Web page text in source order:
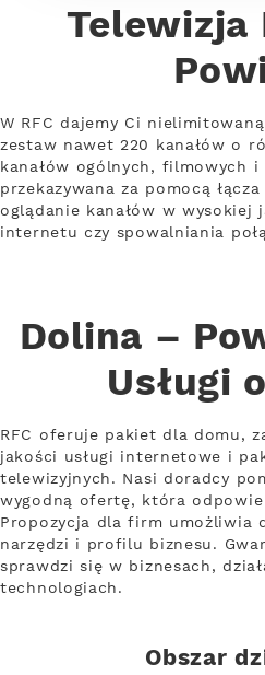
Telewizja
W RFC dajemy Ci
zestaw nawet 220 kanałów o
kanałów ogólnych, filmowych i
przekazywana za pomocą
oglądanie kanałów w wysokiej
internetu czy spowalniania
Dolina –
Usługi
RFC oferuje pakiet dla domu,
jakości usługi internetowe i
telewizyjnych. Nasi doradcy
wygodną ofertę, która
Propozycja dla firm umożliwia
narzędzi i profilu biznesu.
sprawdzi się w biznesach,
technologiach.
Obszar